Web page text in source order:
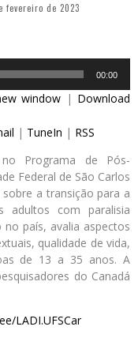
fevereiro de 2023
00:00
window | Download
| TuneIn | RSS
Programa de Pós-
Federal de São Carlos
sobre a transição para a
adultos com paralisia
país, avalia aspectos
qualidade de vida,
de 13 a 35 anos. A
do Canadá
LADI.UFSCar